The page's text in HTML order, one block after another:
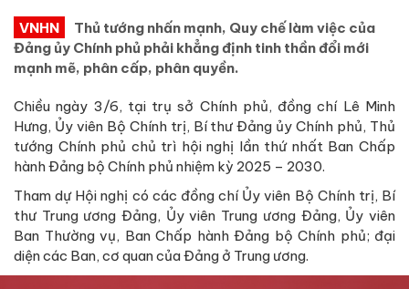
VNHN
Thủ tướng nhấn mạnh, Quy chế làm việc của
Đảng ủy Chính phủ phải khẳng định tinh thần đổi mới
mạnh mẽ, phân cấp, phân quyền.
Chiều ngày 3/6, tại trụ sở Chính phủ, đồng chí Lê Minh
Hưng, Ủy viên Bộ Chính trị, Bí thư Đảng ủy Chính phủ, Thủ
tướng Chính phủ chủ trì hội nghị lần thứ nhất Ban Chấp
hành Đảng bộ Chính phủ nhiệm kỳ 2025 – 2030.
Tham dự Hội nghị có các đồng chí Ủy viên Bộ Chính trị, Bí
thư Trung ương Đảng, Ủy viên Trung ương Đảng, Ủy viên
Ban Thường vụ, Ban Chấp hành Đảng bộ Chính phủ; đại
diện các Ban, cơ quan của Đảng ở Trung ương.